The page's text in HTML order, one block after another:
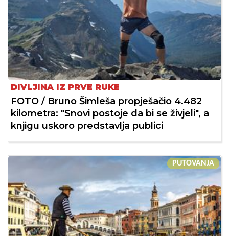
DIVLJINA IZ PRVE RUKE
FOTO / Bruno Šimleša propješačio 4.482
kilometra: "Snovi postoje da bi se živjeli", a
knjigu uskoro predstavlja publici
PUTOVANJA